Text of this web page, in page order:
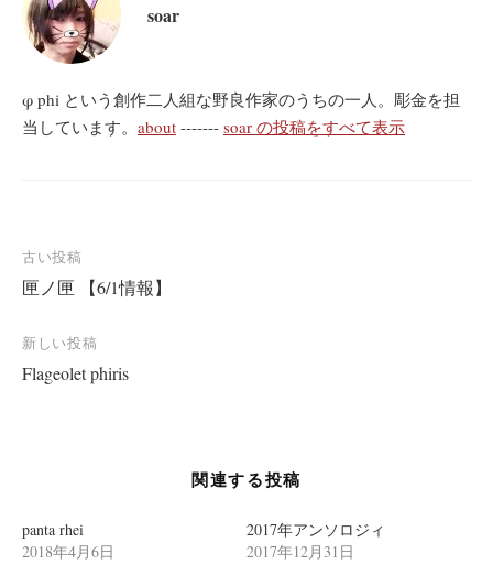
soar
φ phi という創作二人組な野良作家のうちの一人。彫金を担
当しています。 about ------- soar の投稿をすべて表示
投
稿
ナ
ビ
ゲ
ン
古い投稿
匣ノ匣 【6/1情報】
新しい投稿
Flageolet phiris
関連する投稿
panta rhei
2018年4月6日
2017年アンソロジィ
2017年12月31日